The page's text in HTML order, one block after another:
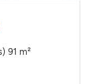
Maison 3 pièce(s) 2 chambre(s) 91 m²